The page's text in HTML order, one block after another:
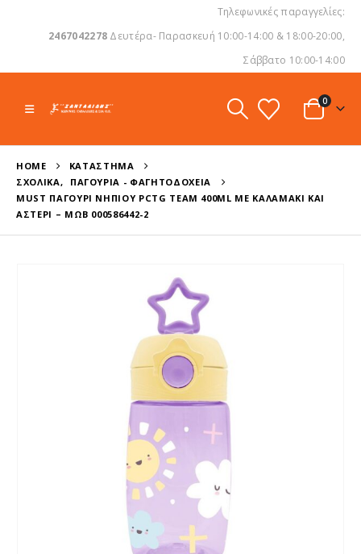
Τηλεφωνικές παραγγελίες:
2467042278 Δευτέρα- Παρασκευή 10:00-14:00 & 18:00-20:00,
Σάββατο 10:00-14:00
0
HOME
ΚΑΤΆΣΤΗΜΑ
ΣΧΟΛΙΚΆ,
ΠΑΓΟΎΡΙΑ - ΦΑΓΗΤΟΔΟΧΕΊΑ
MUST ΠΑΓΟΎΡΙ ΝΗΠΊΟΥ PCTG TEAM 400ML ΜΕ ΚΑΛΑΜΆΚΙ ΚΑΙ
ΑΣΤΈΡΙ – ΜΩΒ 000586442-2